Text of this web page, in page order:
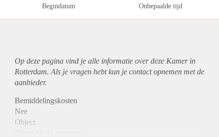
Begindatum Onbepaalde tijd
Op deze pagina vind je alle informatie over deze Kamer in
Rotterdam. Als je vragen hebt kun je contact opnemen met de
aanbieder.
Bemiddelingskosten
Nee
Object